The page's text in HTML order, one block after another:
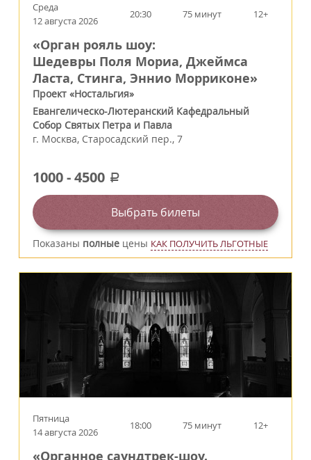
Среда
12 августа 2026
20:30 75 минут 12+
«Орган рояль шоу:
Шедевры Поля Мориа, Джеймса
Ласта, Стинга, Эннио Морриконе»
Проект «Ностальгия»
Евангелическо-Лютеранский Кафедральный
Собор Святых Петра и Павла
г. Москва, Старосадский пер., 7
1000-4500 a
Выбрать билеты
Показаны полные цены КАК ПОЛУЧИТЬ ЛЬГОТНЫЕ
Пятница
14 августа 2026
18:00 75 минут 12+
«Органное саундтрек-шоу.